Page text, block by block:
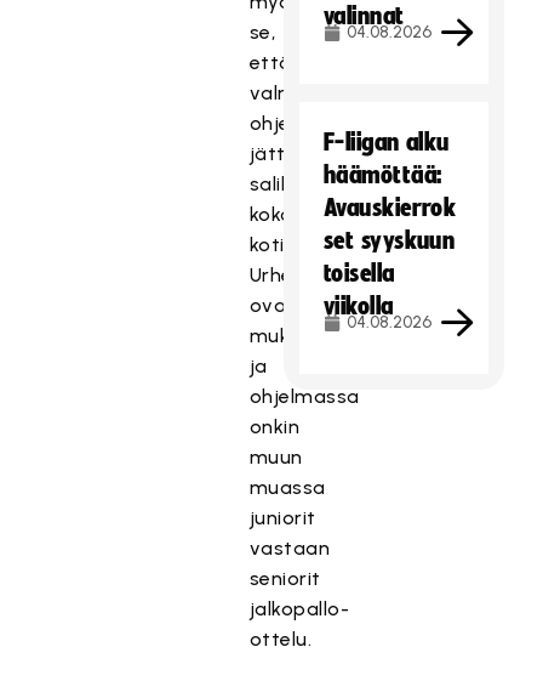
se,
että
valmennus
ohjeisti
jättämään
salibandymailat
kokonaan
kotiin.
Urheiluvarusteet
ovat
mukana
ja
ohjelmassa
onkin
muun
muassa
juniorit
vastaan
seniorit
jalkopallo-
ottelu.
valinnat
04.08.2026
F-liigan alku
häämöttää:
Avauskierrok
set syyskuun
toisella
viikolla
04.08.2026